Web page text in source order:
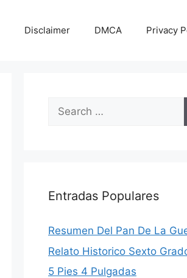
Disclaimer DMCA Privacy
Search
for:
Entradas Populares
Resumen Del Pan De La
Relato Historico Sexto
5 Pies 4 Pulgadas